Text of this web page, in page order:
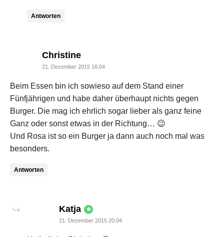
Antworten
Christinesays:
21. Dezember 2015 16:04
Beim Essen bin ich sowieso auf dem Stand einer
Fünfjährigen und habe daher überhaupt nichts gegen
Burger. Die mag ich ehrlich sogar lieber als ganz feine
Ganz oder sonst etwas in der Richtung… 😉
Und Rosa ist so ein Burger ja dann auch noch mal was
besonders.
Antworten
Katja says:
21. Dezember 2015 20:04